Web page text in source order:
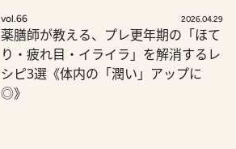
vol.66 2026.04.29
薬膳師が教える、プレ更年期の「ほて
り・疲れ目・イライラ」を解消するレ
シピ3選《体内の「潤い」アップに
◎》